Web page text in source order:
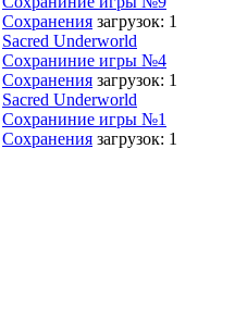
Сохранения загрузок: 1
Sacred Underworld
Сохраниние игры №4
Сохранения загрузок: 1
Sacred Underworld
Сохраниние игры №1
Сохранения загрузок: 1